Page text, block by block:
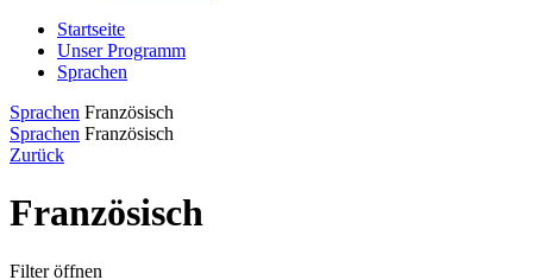
Startseite
Unser Programm
Sprachen
Sprachen Französisch
Sprachen Französisch
Zurück
Französisch
Filter öffnen